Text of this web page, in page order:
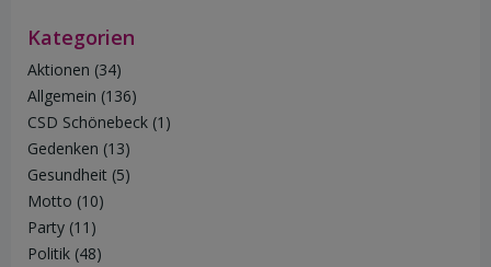
Kategorien
Aktionen (34)
Allgemein (136)
CSD Schönebeck (1)
Gedenken (13)
Gesundheit (5)
Motto (10)
Party (11)
Politik (48)